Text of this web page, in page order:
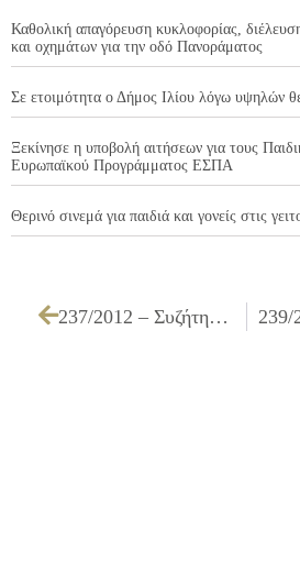
Καθολική απαγόρευση κυκλοφορίας,
και οχημάτων για την οδό Πανοράματος
Σε ετοιμότητα ο Δήμος Ιλίου λόγω υψηλών
Ξεκίνησε η υποβολή αιτήσεων για τους
Ευρωπαϊκού Προγράμματος ΕΣΠΑ
Θερινό σινεμά για παιδιά και γονείς στις
237/2012 – Συζήτηση και λήψη απόφασης για την ίδρυση και λειτουργία παραρτήματος Ιατρείου Κοινωνικής Αποστολής στο Δήμο Ιλίου και έγκριση του σχεδίου του Συμφώνου Συνεργασίας μεταξύ του Ιατρικού Συλλόγου Αθηνών, του Δήμου Ιλίου και της Μ.Κ.Ο. της Ιεράς Αρχιεπισκοπής Αθηνών «ΑΠΟΣΤΟΛΗ»